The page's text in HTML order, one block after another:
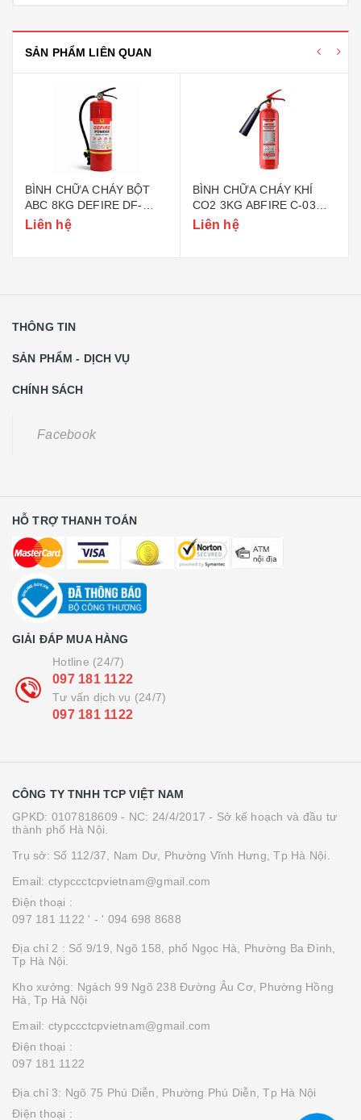
SẢN PHẨM LIÊN QUAN
BÌNH CHỮA CHÁY BỘT
ABC 8KG DEFIRE DF-
ABC8 (BỘ CÔNG AN)
Liên hệ
BÌNH CHỮA CHÁY KHÍ
CO2 3KG ABFIRE C-03
(TEM BỘ CÔNG AN)
Liên hệ
THÔNG TIN
SẢN PHẨM - DỊCH VỤ
CHÍNH SÁCH
Facebook
HỖ TRỢ THANH TOÁN
GIẢI ĐÁP MUA HÀNG
Hotline (24/7)
097 181 1122
Tư vấn dịch vụ (24/7)
097 181 1122
CÔNG TY TNHH TCP VIỆT NAM
GPKD: 0107818609 - NC: 24/4/2017 - Sở kế hoạch và đầu tư
thành phố Hà Nội.
Trụ sở: Số 112/37, Nam Dư, Phường Vĩnh Hưng, Tp Hà Nội.
Email: ctypccctcpvietnam@gmail.com
Điện thoại :
097 181 1122 ' - ' 094 698 8688
Địa chỉ 2 : Số 9/19, Ngõ 158, phố Ngọc Hà, Phường Ba Đình,
Tp Hà Nội.
Kho xưởng: Ngách 99 Ngõ 238 Đường Âu Cơ, Phường Hồng
Hà, Tp Hà Nội
Email: ctypccctcpvietnam@gmail.com
Điện thoại :
097 181 1122
Địa chỉ 3: Ngõ 75 Phú Diễn, Phường Phú Diễn, Tp Hà Nội
Điện thoại :